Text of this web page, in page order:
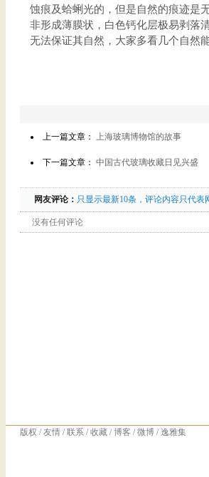
蚀痕及蛤蜊光的，但是自然的痕迹是
非形成薄膜状，白色钙化层极易剥落
无法保证其自然，大家多看几个自然能
上一篇文章： 上海玻璃博物馆的故事
下一篇文章： 中国古代玻璃收藏日见兴盛
网友评论： 只显示最新10条，评论内容只代表
没有任何评论
版权 /友情 /联系 /收藏 /博客 /微博 /逸雅集